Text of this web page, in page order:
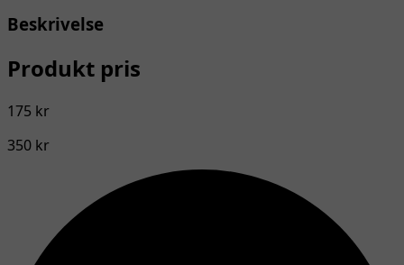
Beskrivelse
Produkt pris
175 kr
350 kr